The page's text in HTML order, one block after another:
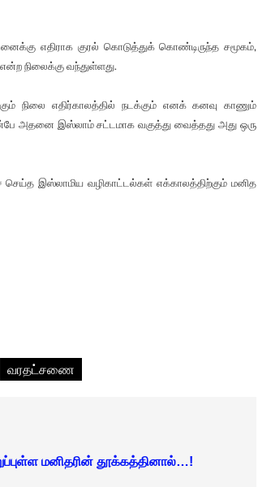
எதிராக குரல் கொடுத்துக் கொண்டிருந்த சமூகம்,
நிலைக்கு வந்துள்ளது.
எதிர்காலத்தில் நடக்கும் எனக் கனவு காணும்
அதனை இஸ்லாம் சட்டமாக வகுத்து வைத்தது அது ஒரு
செய்த இஸ்லாமிய வழிகாட்டல்கள் எக்காலத்திற்கும் மனித
வரதட்சணை
மனிதரின் தூக்கத்தினால்…!